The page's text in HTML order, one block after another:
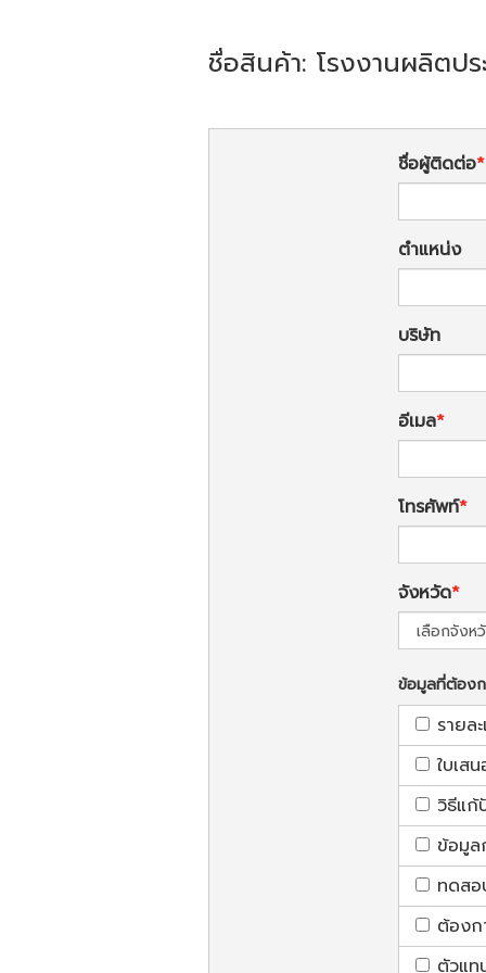
ชื่อสินค้า: โรงงานผลิตป
ชื่อผู้ติดต่อ
ตำแหน่ง
บริษัท
อีเมล
โทรศัพท์
จังหวัด
ข้อมูลที่ต้องก
รายล
ใบเส
วิธีแก้
ข้อมูล
ทดสอ
ต้องก
ตัวแท